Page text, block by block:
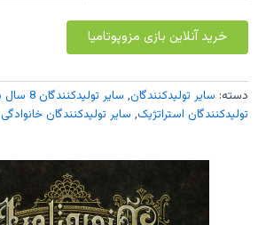
خرید آنلاین بازی مزوپوتامیا
دسته: سایر تولیدکنندگان, سایر تولیدکنندگان 8 سال به بالا
تولیدکنندگان استراتژیک, سایر تولیدکنندگان خانوادگی